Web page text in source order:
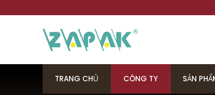
TRANG CHỦ CÔNG TY SẢN